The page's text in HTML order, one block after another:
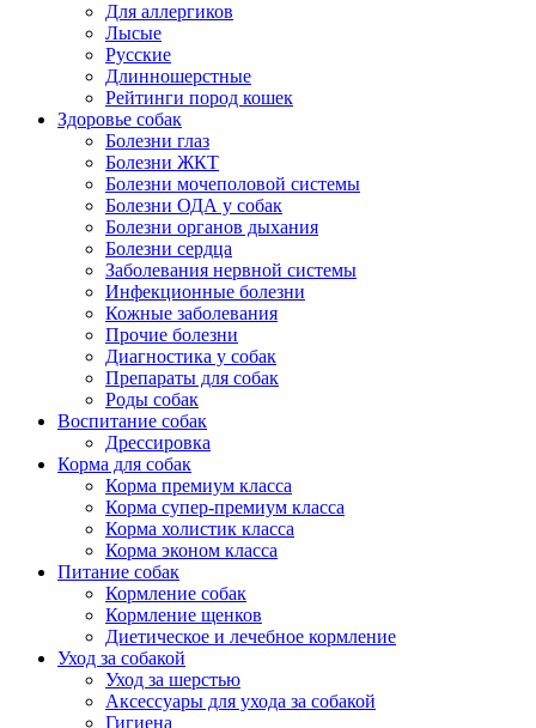
Для аллергиков
Лысые
Русские
Длинношерстные
Рейтинги пород кошек
Здоровье собак
Болезни глаз
Болезни ЖКТ
Болезни мочеполовой системы
Болезни ОДА у собак
Болезни органов дыхания
Болезни сердца
Заболевания нервной системы
Инфекционные болезни
Кожные заболевания
Прочие болезни
Диагностика у собак
Препараты для собак
Роды собак
Воспитание собак
Дрессировка
Корма для собак
Корма премиум класса
Корма супер-премиум класса
Корма холистик класса
Корма эконом класса
Питание собак
Кормление собак
Кормление щенков
Диетическое и лечебное кормление
Уход за собакой
Уход за шерстью
Аксессуары для ухода за собакой
Гигиена